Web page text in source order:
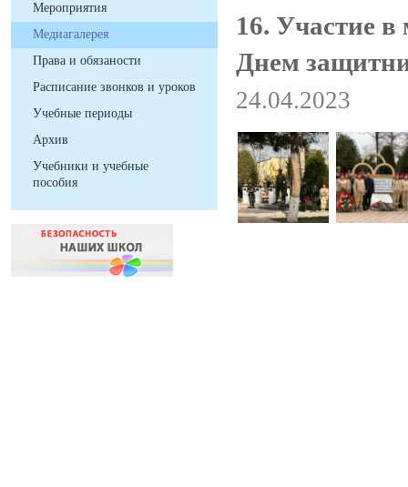
Мероприятия
Медиагалерея
Права и обязаности
Расписание звонков и уроков
Учебные периоды
Архив
Учебники и учебные
пособия
16. Участие
Днем
24.04.2023